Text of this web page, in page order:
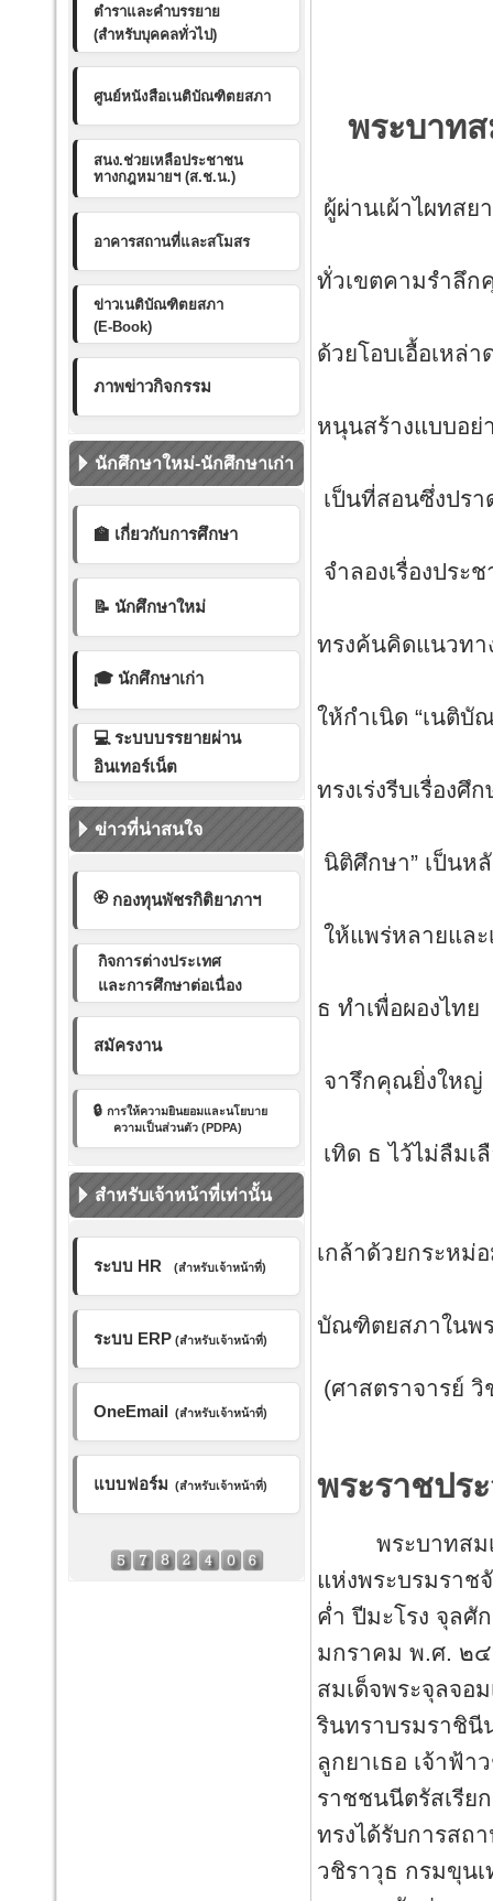
ตำราและคำบรรยาย
(สำหรับบุคคลทั่วไป)
ศูนย์หนังสือเนติบัณฑิตยสภา
สนง.ช่วยเหลือประชาชน
ทางกฎหมายฯ (ส.ช.น.)
อาคารสถานที่และสโมสร
ข่าวเนติบัณฑิตยสภา
(E-Book)
ภาพข่าวกิจกรรม
นักศึกษาใหม่-นักศึกษาเก่า
🏫 เกี่ยวกับการศึกษา
📝 นักศึกษาใหม่
🎓 นักศึกษาเก่า
💻 ระบบบรรยายผ่าน
อินเทอร์เน็ต
ข่าวที่น่าสนใจ
🏵️ กองทุนพัชรกิติยาภาฯ
กิจการต่างประเทศ
และการศึกษาต่อเนื่อง
สมัครงาน
🔒 การให้ความยินยอมและนโยบาย
ความเป็นส่วนตัว (PDPA)
สำหรับเจ้าหน้าที่เท่านั้น
ระบบ HR (สำหรับเจ้าหน้าที่)
ระบบ ERP (สำหรับเจ้าหน้าที่)
OneEmail (สำหรับเจ้าหน้าที่)
แบบฟอร์ม (สำหรับเจ้าหน้าที่)
พระบาทส
ผู้ผ่านเผ้าไผทสย
ทั่วเขตคามรำลึ
ด้วยโอบเอื้อเห
หนุนสร้างแบ
เป็นที่สอนซึ่งป
จำลองเรื่องประ
ทรงค้นคิดแนวท
ให้กำเนิด “เนติบั
ทรงเร่งรีบเรื่องศึ
นิติศึกษา” เป็นห
ให้แพร่หลายแล
ธ ทำเพื่อผองไทย
จารึกคุณยิ่
เทิด ธ ไว้ไม่ลืมเ
เกล้าด้วยกระหม่
บัณฑิตยสภาในพ
(ศาสตราจารย์
พระราชปร
พระบาทสมเด็
แห่งพระบรมราช
ค่ำ ปีมะโรง จุล
มกราคม พ.ศ. ๒๔
สมเด็จพระจุลจอ
รินทราบรมราชินี
ลูกยาเธอ เจ้าฟ้า
ราชชนนีตรัสเรีย
ทรงได้รับการสถ
วชิราวุธ กรมขุน